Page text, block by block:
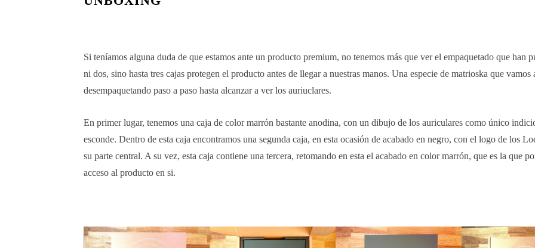
Si teníamos alguna duda de que estamos ante un producto premium, no tenemos más que ver el empaquetado que han
ni dos, sino hasta tres cajas protegen el producto antes de llegar a nuestras manos. Una especie de matrioska que vamos
desempaquetando paso a paso hasta alcanzar a ver los auriuclares.
En primer lugar, tenemos una caja de color marrón bastante anodina, con un dibujo de los auriculares como único
esconde. Dentro de esta caja encontramos una segunda caja, en esta ocasión de acabado en negro, con el logo de los
su parte central. A su vez, esta caja contiene una tercera, retomando en esta el acabado en color marrón, que es la que
acceso al producto en si.